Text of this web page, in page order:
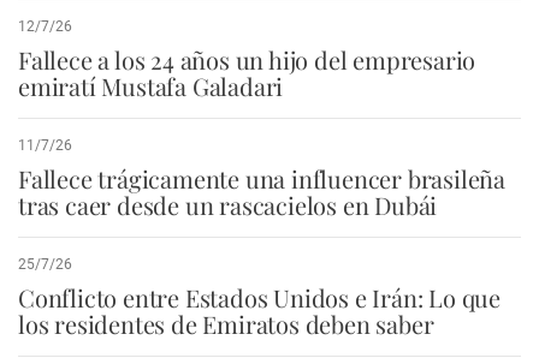
12/7/26
Fallece a los 24 años un hijo del empresario
emiratí Mustafa Galadari
11/7/26
Fallece trágicamente una influencer brasileña
tras caer desde un rascacielos en Dubái
25/7/26
Conflicto entre Estados Unidos e Irán: Lo que
los residentes de Emiratos deben saber